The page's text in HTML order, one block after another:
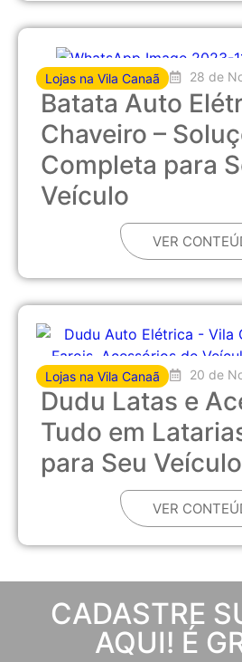
Lojas na Vila Canaã 28 de
Batata Auto
Chaveiro –
Completa para
Veículo
VER
Lojas na Vila Canaã 20 de
Dudu Latas e
Tudo em
para Seu Veículo
VER
CADASTRE
AQUI! É